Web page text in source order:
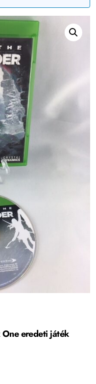
One eredeti játék